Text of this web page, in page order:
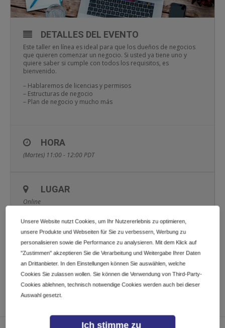
DETALLES DEL EVENTO
Este taller en línea es ideal para que los dueños de negocios
que quieren comenzar un negocio. Si usted ya tiene uno y
quiere saber si cumple con todos los requisitos, es
bienvenido.
– Hablaremos de licencias y permisos
– Estructuras de negocio
– Plan de negocio y mucho más
HORA
(Martes) 11:00 - 12:00PDT
LUGAR
Online
CALENDARIO GOOGLECAL
Unsere Website nutzt Cookies, um Ihr Nutzererlebnis zu optimieren,
unsere Produkte und Webseiten für Sie zu verbessern, Werbung zu
personalisieren sowie die Performance zu analysieren. Mit dem Klick auf
"Zustimmen" akzeptieren Sie die Verarbeitung und Weitergabe Ihrer Daten
an Drittanbieter. In den Einstellungen können Sie auswählen, welche
Cookies Sie zulassen wollen. Sie können die Verwendung von Third-Party-
Cookies ablehnen, technisch notwendige Cookies werden auch bei dieser
Auswahl gesetzt.
Ich stimme zu